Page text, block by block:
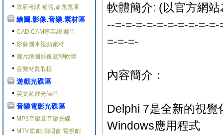
政府考試,補習,命題題庫
繪圖.影像.音樂.素材區
CAD.CAM專業繪圖區
影像圖庫視頻素材
圖片繪圖影像處理軟體
音樂材質取樣
遊戲光碟區
英文遊戲光碟區
音樂電影光碟區
MP3音樂及音樂光碟
MTV.歌劇.演唱會.電視劇
軟體簡介: (以官方網站
--=-=-=-=-=-=-=-=-=-
=-=-=-
內容簡介：
Delphi 7是全新的視
Windows應用程式